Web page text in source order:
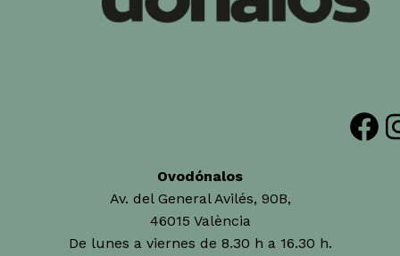
Facebook
Ovodónalos
Av. del General Avilés, 90B,
46015 València
De lunes a viernes de 8.30 h a 16.30 h.